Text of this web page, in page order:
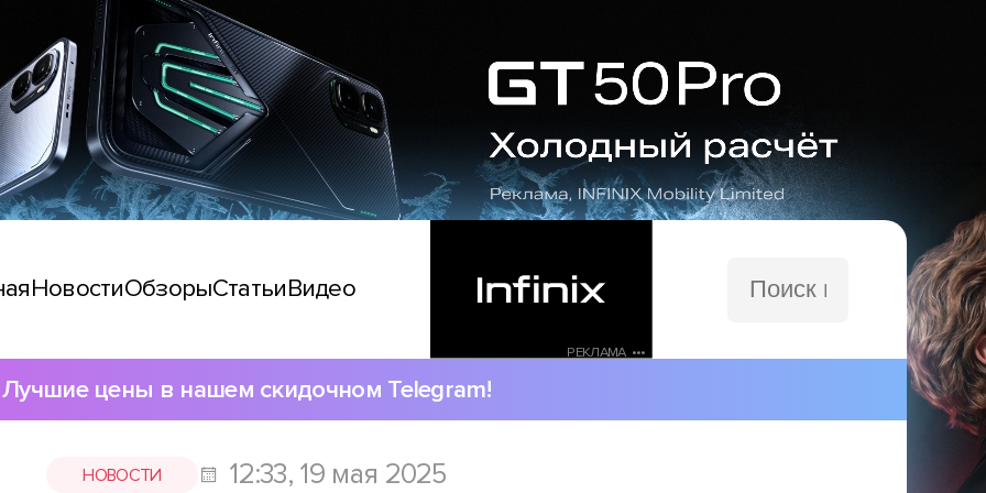
НовостиОбзорыСтатьиВидео
РЕКЛАМА •••
сайту
Лучшие цены в нашем скидочном Telegram!
НОВОСТИ 12:33, 19 мая 2025